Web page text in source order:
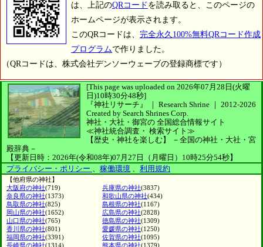
は、上記のQRコード を読み取ると、このページの
ホームページが表示されます。
このQRコードは、 完全永久100%無料QRコード作成
プログラムで作りました。
（QRコードは、株式会社デンソーウェーブの登録商標です）
[This page was uploaded on 2026年07月28日(火曜
日)10時30分48秒]
『神社リサーチ』 ｜ Research Shrine ｜ 2012-2026
Created by Search Shrines Corp.
神社・大社・御宮の 全国総合情報サイト
≪神社統合調査・ 検索サイト≫
【歴史・神社を楽しむ】
－全国の神社・大社・宮
殿辞典－
【更新日時：2026年(令和08年)07月27日（月曜日）10時25分54秒】
プライバシー・ポリシー 、 稼働環境 、 利用規約
【他府県の神社】
大阪府の神社(719) 兵庫県の神社(3837)
奈良県の神社(1373) 和歌山県の神社(434)
鳥取県の神社(825) 島根県の神社(1167)
岡山県の神社(1652) 広島県の神社(2828)
山口県の神社(765) 徳島県の神社(1309)
香川県の神社(801) 愛媛県の神社(1250)
福岡県の神社(3391) 佐賀県の神社(1095)
長崎県の神社(1314) 熊本県の神社(1379)